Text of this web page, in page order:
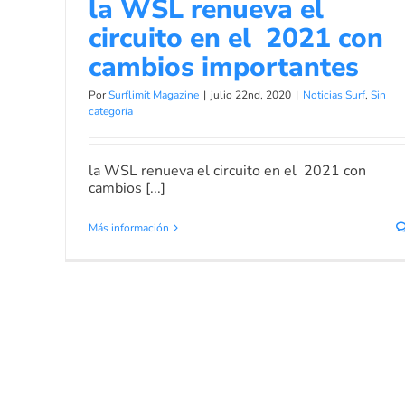
la WSL renueva el
circuito en el 2021 con
cambios importantes
PorSurflimit Magazine | julio 22nd, 2020 | Noticias Surf, Sin
categoría
la WSL renueva el circuito en el 2021 con
cambios [...]
Más información